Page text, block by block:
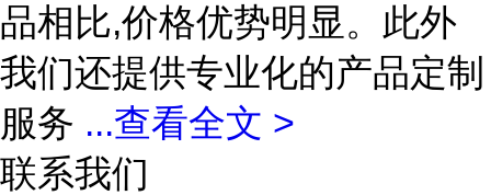
品相比,价格优势明显。此外
我们还提供专业化的产品定制
服务 ...查看全文 >
联系我们